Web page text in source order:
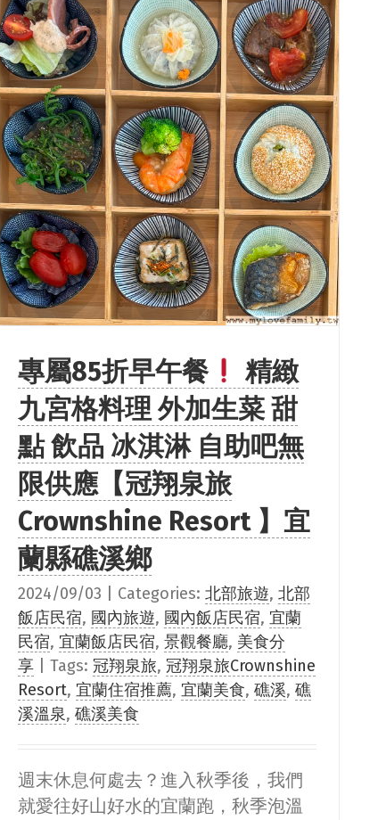
專屬85折早午餐
精緻
九宮格料理 外加生菜 甜
點 飲品 冰淇淋 自助吧無
限供應【冠翔泉旅
Crownshine Resort 】宜
蘭縣礁溪鄉
2024/09/03 Categories: 北部旅遊, 北部
飯店民宿, 國內旅遊, 國內飯店民宿, 宜蘭
民宿, 宜蘭飯店民宿, 景觀餐廳, 美食分
享
Tags: 冠翔泉旅, 冠翔泉旅Crownshine
Resort, 宜蘭住宿推薦, 宜蘭美食, 礁溪, 礁
溪溫泉, 礁溪美食
週末休息何處去？進入秋季後，我們
就愛往好山好水的宜蘭跑，秋季泡溫